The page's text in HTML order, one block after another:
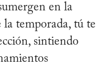
en la
la temporada, tú te
sintiendo